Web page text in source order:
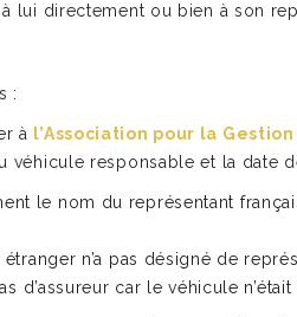
lui directement ou bien à son
:
à l’Association pour la
véhicule responsable et la date
le nom du représentant
étranger n’a pas désigné de
d’assureur car le véhicule n’était